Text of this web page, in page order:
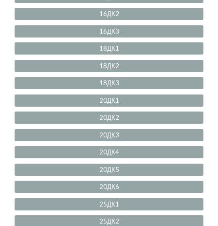
16ДК2
16ДК3
18ДК1
18ДК2
18ДК3
20ДК1
20ДК2
20ДК3
20ДК4
20ДК5
20ДК6
25ДК1
25ДК2